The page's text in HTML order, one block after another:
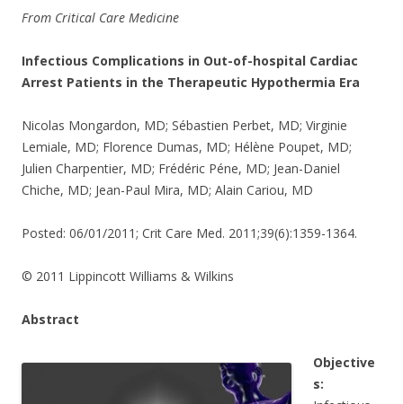
From Critical Care Medicine
Infectious Complications in Out-of-hospital Cardiac
Arrest Patients in the Therapeutic Hypothermia Era
Nicolas Mongardon, MD; Sébastien Perbet, MD; Virginie
Lemiale, MD; Florence Dumas, MD; Hélène Poupet, MD;
Julien Charpentier, MD; Frédéric Péne, MD; Jean-Daniel
Chiche, MD; Jean-Paul Mira, MD; Alain Cariou, MD
Posted: 06/01/2011; Crit Care Med. 2011;39(6):1359-1364.
© 2011 Lippincott Williams & Wilkins
Abstract
Objective
s: